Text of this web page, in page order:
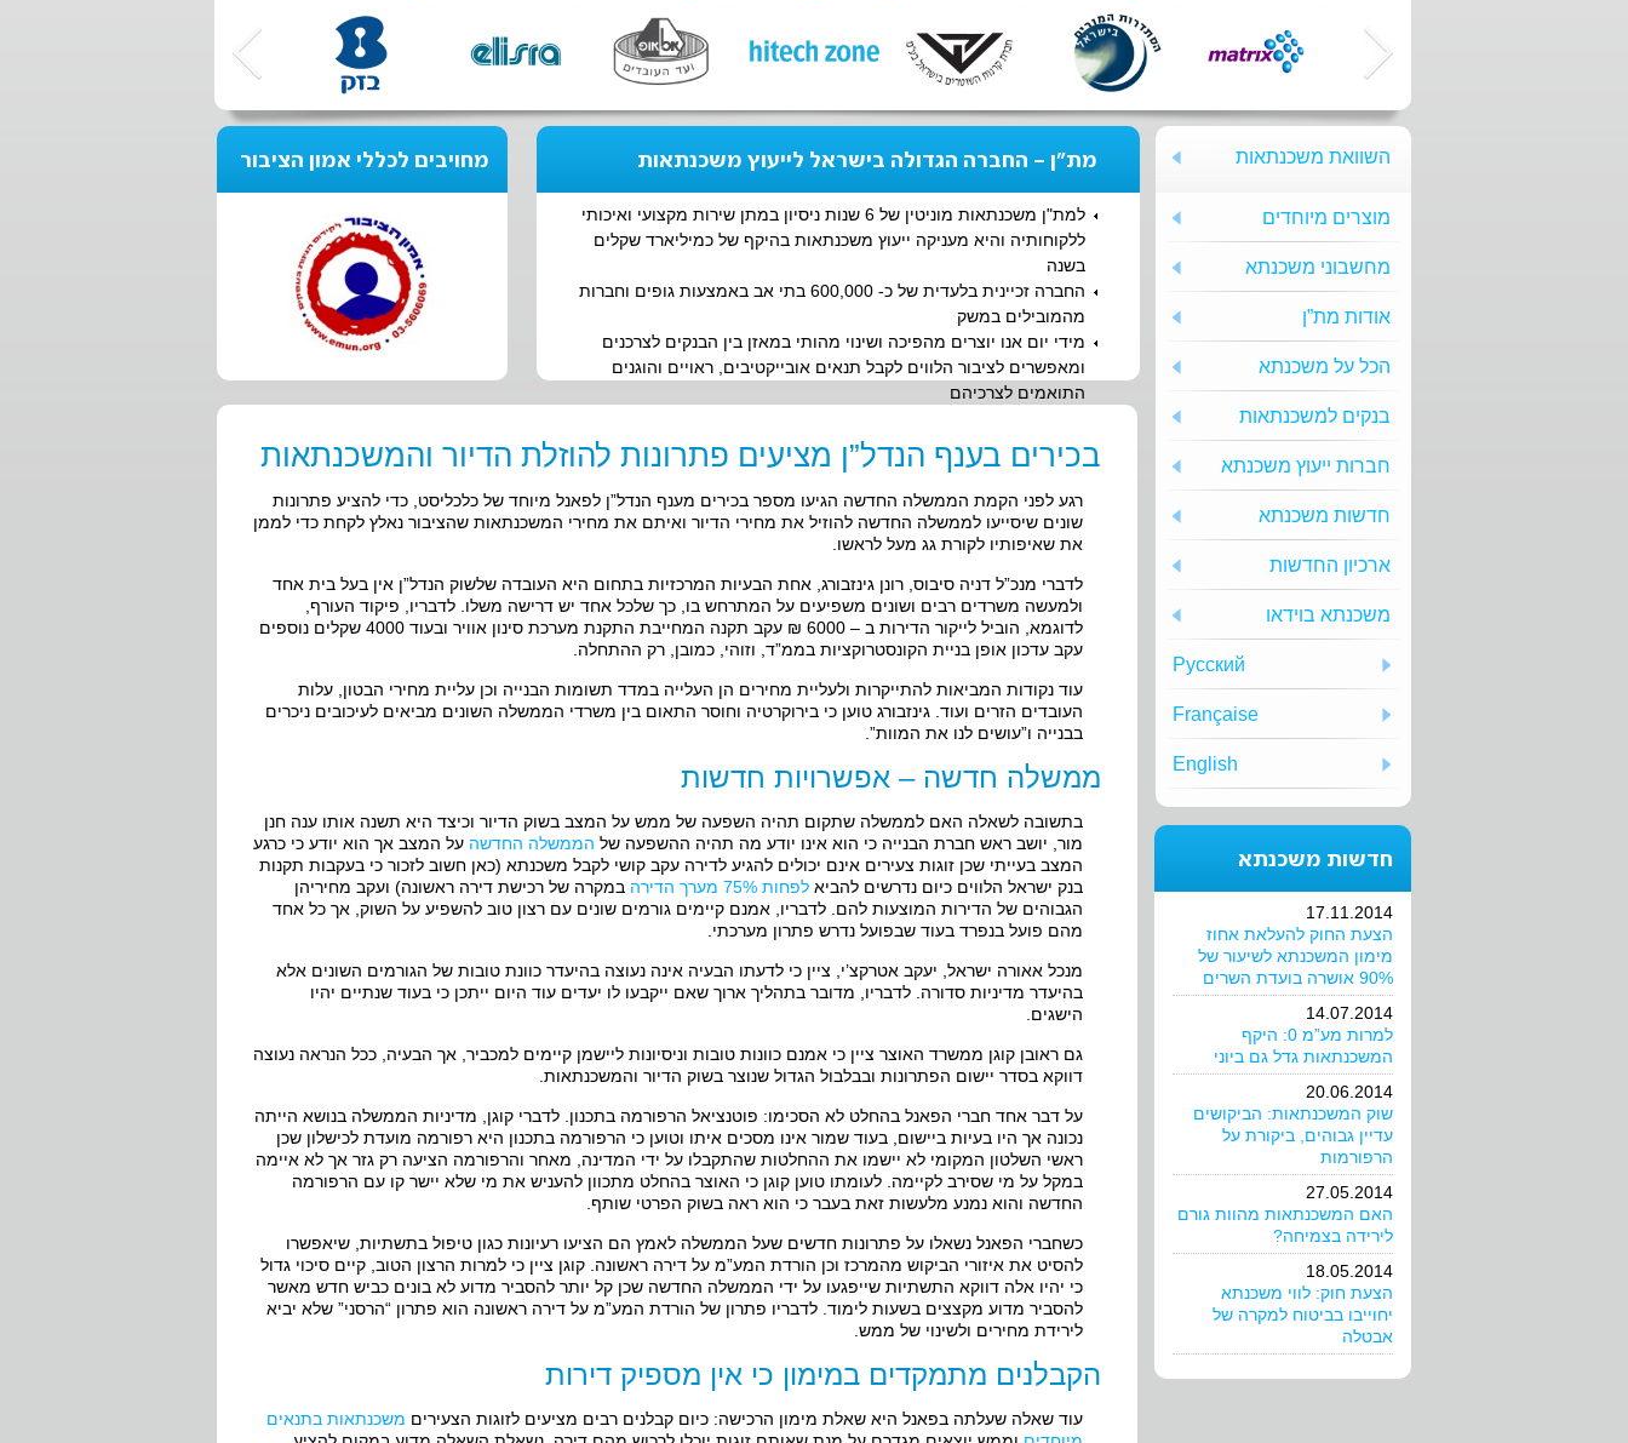
השוואת משכנתאות
מוצרים מיוחדים
מחשבוני משכנתא
אודות מת”ן
הכל על משכנתא
בנקים למשכנתאות
חברות ייעוץ משכנתא
חדשות משכנתא
ארכיון החדשות
משכנתא בוידאו
Русский
Française
English
חדשות משכנתא
17.11.2014
הצעת החוק להעלאת אחוז
מימון המשכנתא לשיעור של
90% אושרה בועדת השרים
14.07.2014
למרות מע”מ 0: היקף
המשכנתאות גדל גם ביוני
20.06.2014
שוק המשכנתאות: הביקושים
עדיין גבוהים, ביקורת על
הרפורמות
27.05.2014
האם המשכנתאות מהוות גורם
לירידה בצמיחה?
18.05.2014
הצעת חוק: לווי משכנתא
יחוייבו בביטוח למקרה של
אבטלה
מחויבים לכללי אמון הציבור מת"ן - החברה הגדולה בישראל לייעוץ משכנתאות
למת"ן משכנתאות מוניטין של 6 שנות ניסיון במתן שירות מקצועי ואיכותי
ללקוחותיה והיא מעניקה ייעוץ משכנתאות בהיקף של כמיליארד שקלים
בשנה
החברה זכיינית בלעדית של כ- 600,000 בתי אב באמצעות גופים וחברות
מהמובילים במשק
מידי יום אנו יוצרים מהפיכה ושינוי מהותי במאזן בין הבנקים לצרכנים
ומאפשרים לציבור הלווים לקבל תנאים אובייקטיבים, ראויים והוגנים
התואמים לצרכיהם
בכירים בענף הנדל”ן מציעים פתרונות להוזלת הדיור והמשכנתאות
רגע לפני הקמת הממשלה החדשה הגיעו מספר בכירים מענף הנדל”ן לפאנל מיוחד של כלכליסט, כדי להציע פתרונות
שונים שיסייעו לממשלה החדשה להוזיל את מחירי הדיור ואיתם את מחירי המשכנתאות שהציבור נאלץ לקחת כדי לממן
את שאיפותיו לקורת גג מעל לראשו.
לדברי מנכ”ל דניה סיבוס, רונן גינזבורג, אחת הבעיות המרכזיות בתחום היא העובדה שלשוק הנדל”ן אין בעל בית אחד
ולמעשה משרדים רבים ושונים משפיעים על המתרחש בו, כך שלכל אחד יש דרישה משלו. לדבריו, פיקוד העורף,
לדוגמא, הוביל לייקור הדירות ב – 6000 ₪ עקב תקנה המחייבת התקנת מערכת סינון אוויר ובעוד 4000 שקלים נוספים
עקב עדכון אופן בניית הקונסטרוקציות בממ”ד, וזוהי, כמובן, רק ההתחלה.
עוד נקודות המביאות להתייקרות ולעליית מחירים הן העלייה במדד תשומות הבנייה וכן עליית מחירי הבטון, עלות
העובדים הזרים ועוד. גינזבורג טוען כי בירוקרטיה וחוסר התאום בין משרדי הממשלה השונים מביאים לעיכובים ניכרים
בבנייה ו”עושים לנו את המוות”.
ממשלה חדשה – אפשרויות חדשות
בתשובה לשאלה האם לממשלה שתקום תהיה השפעה של ממש על המצב בשוק הדיור וכיצד היא תשנה אותו ענה חנן
מור, יושב ראש חברת הבנייה כי הוא אינו יודע מה תהיה ההשפעה של הממשלה החדשה על המצב אך הוא יודע כי כרגע
המצב בעייתי שכן זוגות צעירים אינם יכולים להגיע לדירה עקב קושי לקבל משכנתא (כאן חשוב לזכור כי בעקבות תקנות
בנק ישראל הלווים כיום נדרשים להביא לפחות 75% מערך הדירה
במקרה של רכישת דירה ראשונה) ועקב מחיריהן
הגבוהים של הדירות המוצעות להם. לדבריו, אמנם קיימים גורמים שונים עם רצון טוב להשפיע על השוק, אך כל אחד
מהם פועל בנפרד בעוד שבפועל נדרש פתרון מערכתי.
מנכל אאורה ישראל, יעקב אטרקצ’י, ציין כי לדעתו הבעיה אינה נעוצה בהיעדר כוונת טובות של הגורמים השונים אלא
בהיעדר מדיניות סדורה. לדבריו, מדובר בתהליך ארוך שאם ייקבעו לו יעדים עוד היום ייתכן כי בעוד שנתיים יהיו
הישגים.
גם ראובן קוגן ממשרד האוצר ציין כי אמנם כוונות טובות וניסיונות ליישמן קיימים למכביר, אך הבעיה, ככל הנראה נעוצה
דווקא בסדר יישום הפתרונות ובבלבול הגדול שנוצר בשוק הדיור והמשכנתאות.
על דבר אחד חברי הפאנל בהחלט לא הסכימו: פוטנציאל הרפורמה בתכנון. לדברי קוגן, מדיניות הממשלה בנושא הייתה
נכונה אך היו בעיות ביישום, בעוד שמור אינו מסכים איתו וטוען כי הרפורמה בתכנון היא רפורמה מועדת לכישלון שכן
ראשי השלטון המקומי לא יישמו את ההחלטות שהתקבלו על ידי המדינה, מאחר והרפורמה הציעה רק גזר אך לא איימה
במקל על מי שסירב לקיימה. לעומתו טוען קוגן כי האוצר בהחלט מתכוון להעניש את מי שלא יישר קו עם הרפורמה
החדשה והוא נמנע מלעשות זאת בעבר כי הוא ראה בשוק הפרטי שותף.
כשחברי הפאנל נשאלו על פתרונות חדשים שעל הממשלה לאמץ הם הציעו רעיונות כגון טיפול בתשתיות, שיאפשרו
להסיט את איזורי הביקוש מהמרכז וכן הורדת המע”מ על דירה ראשונה. קוגן ציין כי למרות הרצון הטוב, קיים סיכוי גדול
כי יהיו אלה דווקא התשתיות שייפגעו על ידי הממשלה החדשה שכן קל יותר להסביר מדוע לא בונים כביש חדש מאשר
להסביר מדוע מקצצים בשעות לימוד. לדבריו פתרון של הורדת המע”מ על דירה ראשונה הוא פתרון “הרסני” שלא יביא
לירידת מחירים ולשינוי של ממש.
הקבלנים מתמקדים במימון כי אין מספיק דירות
עוד שאלה שעלתה בפאנל היא שאלת מימון הרכישה: כיום קבלנים רבים מציעים לזוגות הצעירים משכנתאות בתנאים